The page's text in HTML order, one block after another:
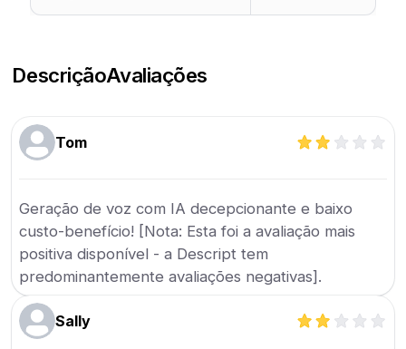
DescriçãoAvaliações
Tom
Geração de voz com IA decepcionante e baixo
custo-benefício! [Nota: Esta foi a avaliação mais
positiva disponível - a Descript tem
predominantemente avaliações negativas].
Sally